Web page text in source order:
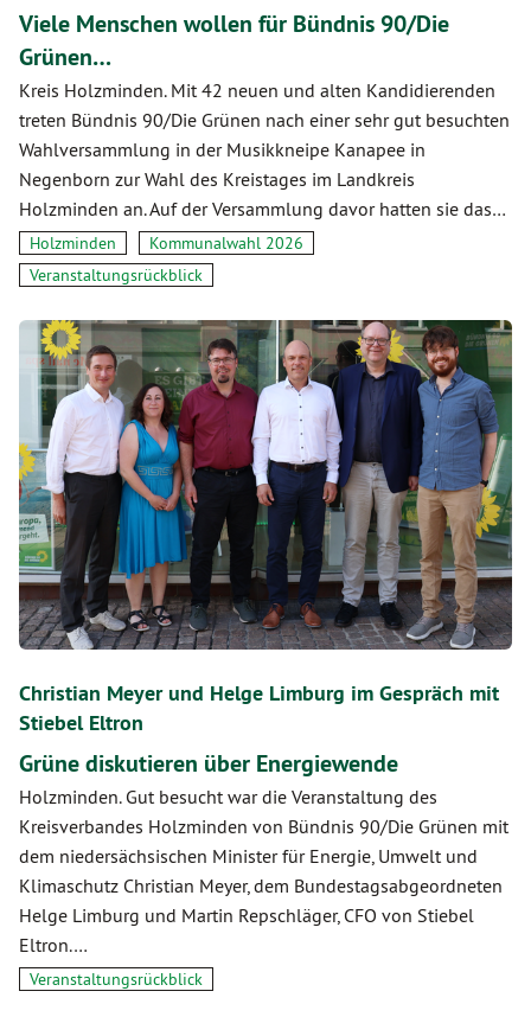
Viele Menschen wollen für Bündnis 90/Die
Grünen…
Kreis Holzminden. Mit 42 neuen und alten Kandidierenden
treten Bündnis 90/Die Grünen nach einer sehr gut besuchten
Wahlversammlung in der Musikkneipe Kanapee in
Negenborn zur Wahl des Kreistages im Landkreis
Holzminden an. Auf der Versammlung davor hatten sie das…
Holzminden
Kommunalwahl 2026
Veranstaltungsrückblick
Christian Meyer und Helge Limburg im Gespräch mit
Stiebel Eltron
Grüne diskutieren über Energiewende
Holzminden. Gut besucht war die Veranstaltung des
Kreisverbandes Holzminden von Bündnis 90/Die Grünen mit
dem niedersächsischen Minister für Energie, Umwelt und
Klimaschutz Christian Meyer, dem Bundestagsabgeordneten
Helge Limburg und Martin Repschläger, CFO von Stiebel
Eltron.…
Veranstaltungsrückblick